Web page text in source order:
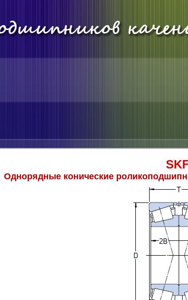
Однорядные конические